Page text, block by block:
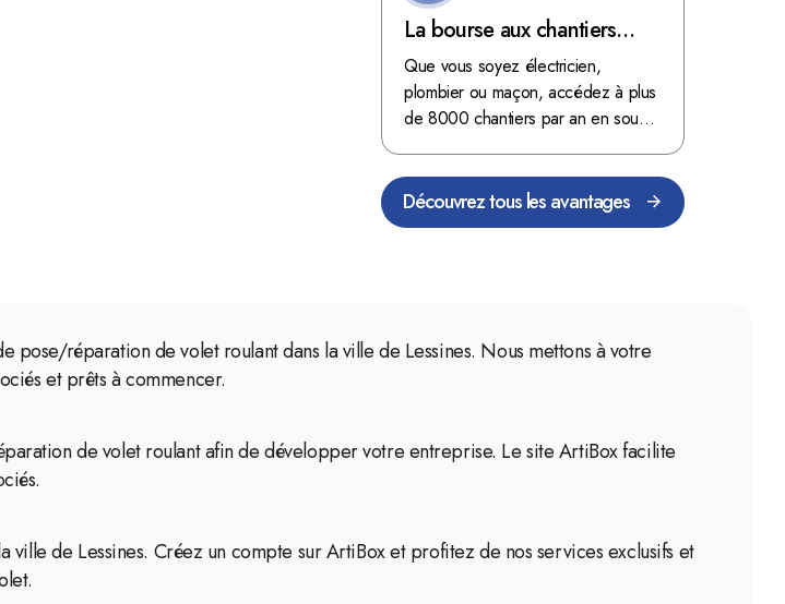
La bourse aux chantiers
d'ArtiBox Belgique, véritable
mine d'or !
Que vous soyez électricien,
plombier ou maçon, accédez à plus
de 8000 chantiers par an en sous-
Découvrez tous les avantages
réparation de volet roulant dans la ville de Lessines. Nous mettons à votre
et prêts à commencer.
de volet roulant afin de développer votre entreprise. Le site ArtiBox facilite
de Lessines. Créez un compte sur ArtiBox et profitez de nos services exclusifs et